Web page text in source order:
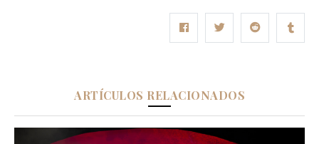
ARTÍCULOS RELACIONADOS